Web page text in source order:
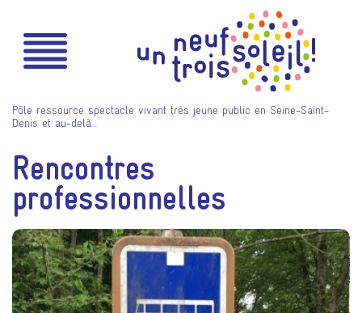
Pôle ressource spectacle vivant très jeune public en Seine-Saint-
Denis et au-delà…
Rencontres
professionnelles